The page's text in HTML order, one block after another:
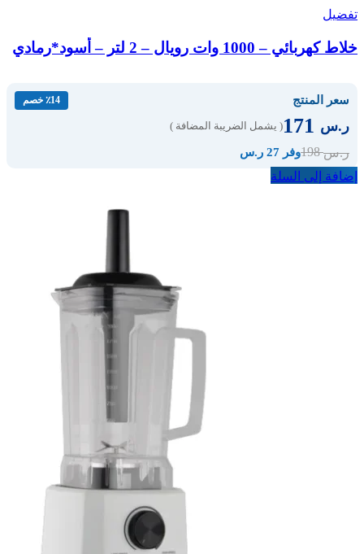
تفضيل
خلاط كهربائي – 1000 وات رويال – 2 لتر – أسود*رمادي
سعر المنتج ٪14 خصم
ر.س ( يشمل الضريبة المضافة )
ر.س198 وفر 27 ر.س
إضافة إلى السلة